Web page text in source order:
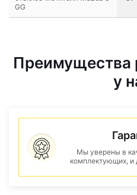
GG
Преимущества
у
Мы уверены в
комплектующих, и